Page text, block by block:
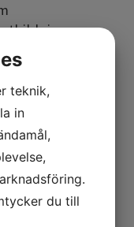
som
16
teknik,
in
du till